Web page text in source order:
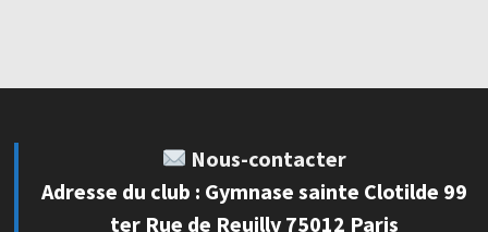
Nous-contacter
Adresse du club : Gymnase sainte Clotilde 99
ter Rue de Reuilly 75012 Paris